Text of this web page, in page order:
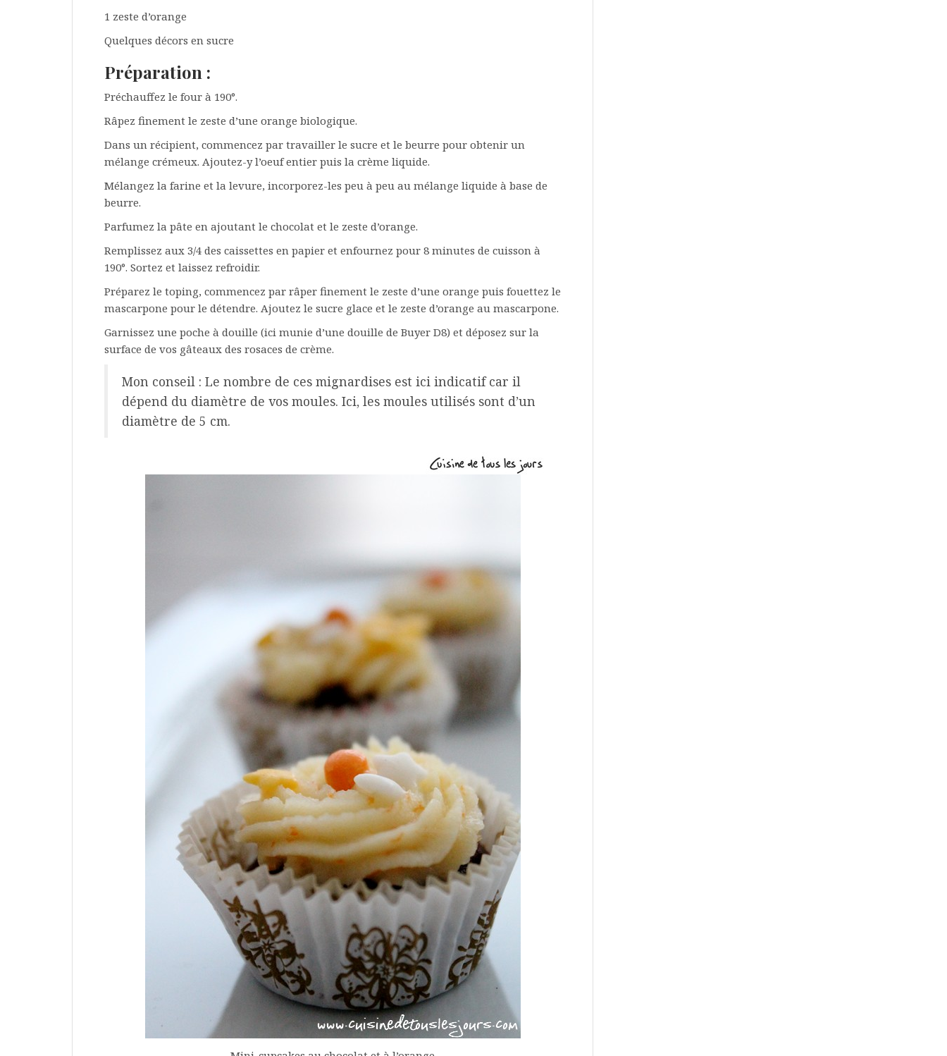
1 zeste d’orange
Quelques décors en sucre
Préparation :
Préchauffez le four à 190°.
Râpez finement le zeste d’une orange biologique.
Dans un récipient, commencez par travailler le sucre et le beurre pour obtenir un
mélange crémeux. Ajoutez-y l’oeuf entier puis la crème liquide.
Mélangez la farine et la levure, incorporez-les peu à peu au mélange liquide à base de
beurre.
Parfumez la pâte en ajoutant le chocolat et le zeste d’orange.
Remplissez aux 3/4 des caissettes en papier et enfournez pour 8 minutes de cuisson à
190°. Sortez et laissez refroidir.
Préparez le toping, commencez par râper finement le zeste d’une orange puis fouettez le
mascarpone pour le détendre. Ajoutez le sucre glace et le zeste d’orange au mascarpone.
Garnissez une poche à douille (ici munie d’une douille de Buyer D8) et déposez sur la
surface de vos gâteaux des rosaces de crème.
Mon conseil : Le nombre de ces mignardises est ici indicatif car il
dépend du diamètre de vos moules. Ici, les moules utilisés sont d’un
diamètre de 5 cm.